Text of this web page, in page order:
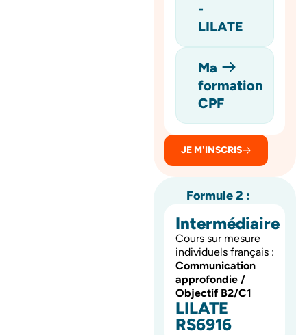
-
LILATE
Ma
formation
CPF
JE M'INSCRIS
Formule 2 :
Intermédiaire
Cours sur mesure
individuels français :
Communication
approfondie /
Objectif B2/C1
LILATE
RS6916